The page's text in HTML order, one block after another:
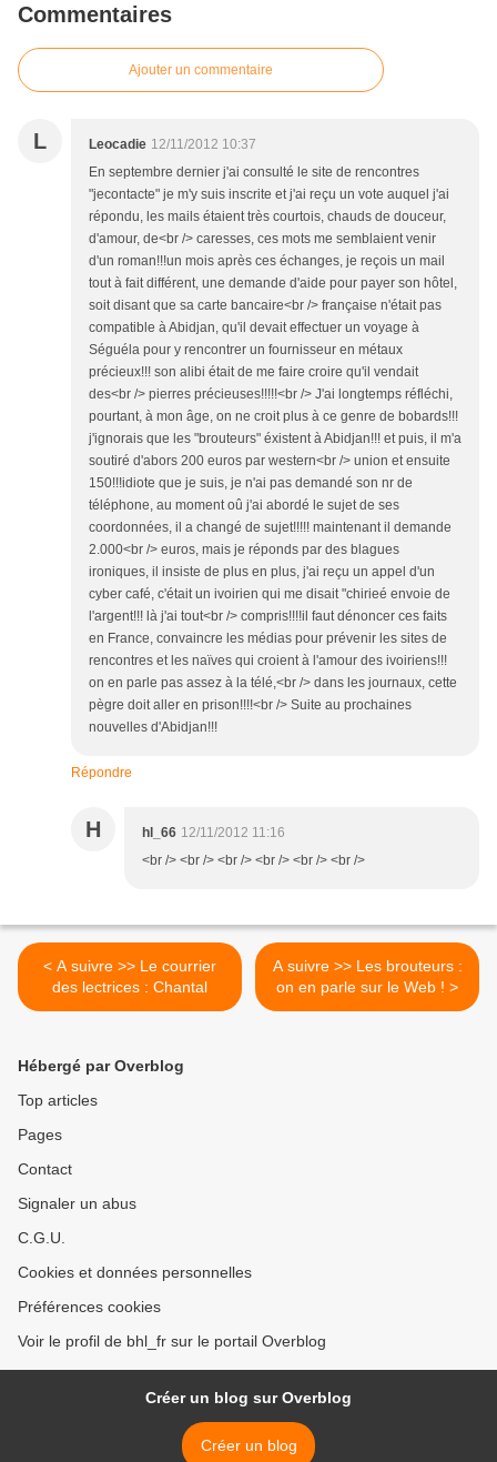
Commentaires
Ajouter un commentaire
L Leocadie 12/11/2012 10:37
En septembre dernier j'ai consulté le site de rencontres
"jecontacte" je m'y suis inscrite et j'ai reçu un vote auquel j'ai
répondu, les mails étaient très courtois, chauds de douceur,
d'amour, de<br /> caresses, ces mots me semblaient venir
d'un roman!!!un mois après ces échanges, je reçois un mail
tout à fait différent, une demande d'aide pour payer son hôtel,
soit disant que sa carte bancaire<br /> française n'était pas
compatible à Abidjan, qu'il devait effectuer un voyage à
Séguéla pour y rencontrer un fournisseur en métaux
précieux!!! son alibi était de me faire croire qu'il vendait
des<br /> pierres précieuses!!!!!<br /> J'ai longtemps réfléchi,
pourtant, à mon âge, on ne croit plus à ce genre de bobards!!!
j'ignorais que les "brouteurs" éxistent à Abidjan!!! et puis, il m'a
soutiré d'abors 200 euros par western<br /> union et ensuite
150!!!idiote que je suis, je n'ai pas demandé son nr de
téléphone, au moment oû j'ai abordé le sujet de ses
coordonnées, il a changé de sujet!!!!! maintenant il demande
2.000<br /> euros, mais je réponds par des blagues
ironiques, il insiste de plus en plus, j'ai reçu un appel d'un
cyber café, c'était un ivoirien qui me disait "chirieé envoie de
l'argent!!! là j'ai tout<br /> compris!!!!il faut dénoncer ces faits
en France, convaincre les médias pour prévenir les sites de
rencontres et les naïves qui croient à l'amour des ivoiriens!!!
on en parle pas assez à la télé,<br /> dans les journaux, cette
pègre doit aller en prison!!!!<br /> Suite au prochaines
nouvelles d'Abidjan!!!
Répondre
H hl_66 12/11/2012 11:16
<br /> <br /> <br /> <br /> <br /> <br />
< A suivre >> Le courrier
des lectrices : Chantal
A suivre >> Les brouteurs :
on en parle sur le Web ! >
Hébergé par Overblog
Top articles
Pages
Contact
Signaler un abus
C.G.U.
Cookies et données personnelles
Préférences cookies
Voir le profil de bhl_fr sur le portail Overblog
Créer un blog sur Overblog
Créer un blog